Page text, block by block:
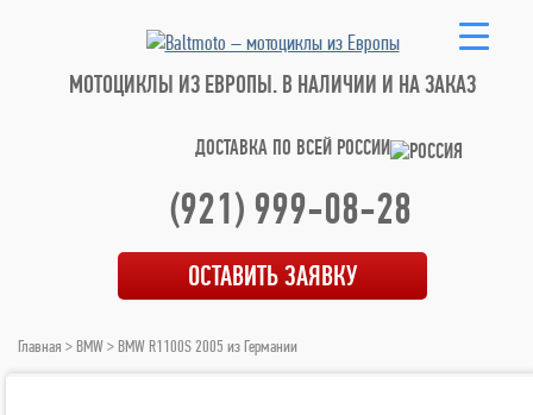
МОТОЦИКЛЫ ИЗ ЕВРОПЫ. В НАЛИЧИИ И НА ЗАКАЗ
ДОСТАВКА ПО ВСЕЙ РОССИИ
(921) 999-08-28
ОСТАВИТЬ ЗАЯВКУ
Главная > BMW> BMW R1100S 2005 из Германии